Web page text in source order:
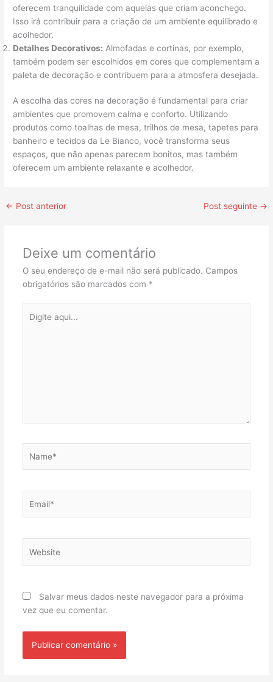
oferecem tranquilidade com aquelas que criam aconchego.
Isso irá contribuir para a criação de um ambiente equilibrado e
acolhedor.
Detalhes Decorativos: Almofadas e cortinas, por exemplo,
também podem ser escolhidos em cores que complementam a
paleta de decoração e contribuem para a atmosfera desejada.
A escolha das cores na decoração é fundamental para criar
ambientes que promovem calma e conforto. Utilizando
produtos como toalhas de mesa, trilhos de mesa, tapetes para
banheiro e tecidos da Le Bianco, você transforma seus
espaços, que não apenas parecem bonitos, mas também
oferecem um ambiente relaxante e acolhedor.
← Post anterior Post seguinte →
Deixe um comentário
O seu endereço de e-mail não será publicado. Campos
obrigatórios são marcados com *
aqui...
Salvar meus dados neste navegador para a próxima
vez que eu comentar.